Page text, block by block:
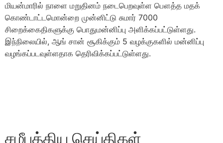
மியன்மாரில் நாளை மறுதினம் நடைபெறவுள்ள பௌத்த மதக்
கொண்டாட்டமொன்றை முன்னிட்டு சுமார் 7000
சிறைக்கைதிகளுக்கு பொதுமன்னிப்பு அளிக்கப்பட்டுள்ளது.
இந்நிலையில், ஆங் சான் சூகிக்கும் 5 வழக்குகளில் மன்னிப்பு
வழங்கப்படவுள்ளதாக தெரிவிக்கப்பட்டுள்ளது.
சமீபத்திய செய்திகள்